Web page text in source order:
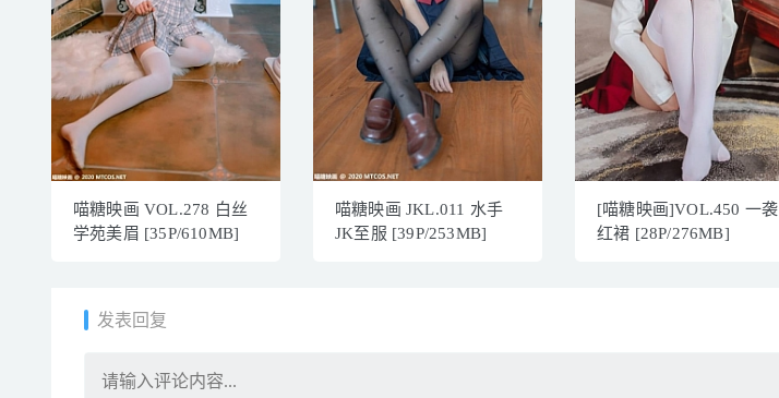
喵糖映画 VOL.278 白丝
学苑美眉 [35P/610MB]
喵糖映画 JKL.011 水手
JK至服 [39P/253MB]
[喵糖映画]VOL.450 一袭
红裙 [28P/276MB]
发表回复